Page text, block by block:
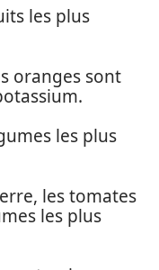
les plus
oranges sont
les plus
les tomates
les plus